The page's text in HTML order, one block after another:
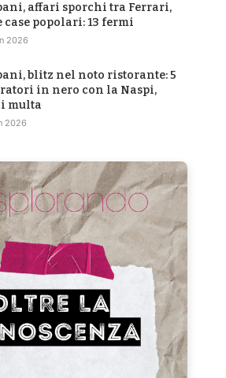
affari sporchi tra Ferrari,
case popolari: 13 fermi
2026
blitz nel noto ristorante: 5
in nero con la Naspi,
multa
2026